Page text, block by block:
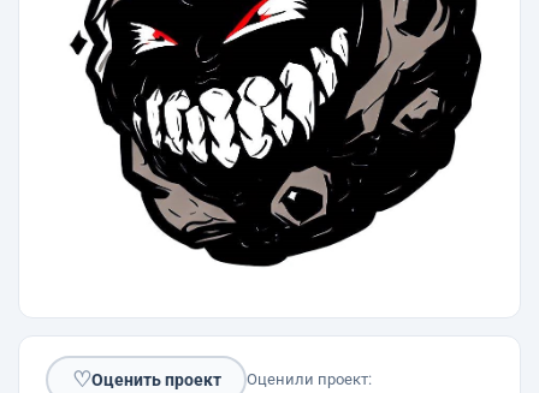
♡Оценить проект Оценили проект: